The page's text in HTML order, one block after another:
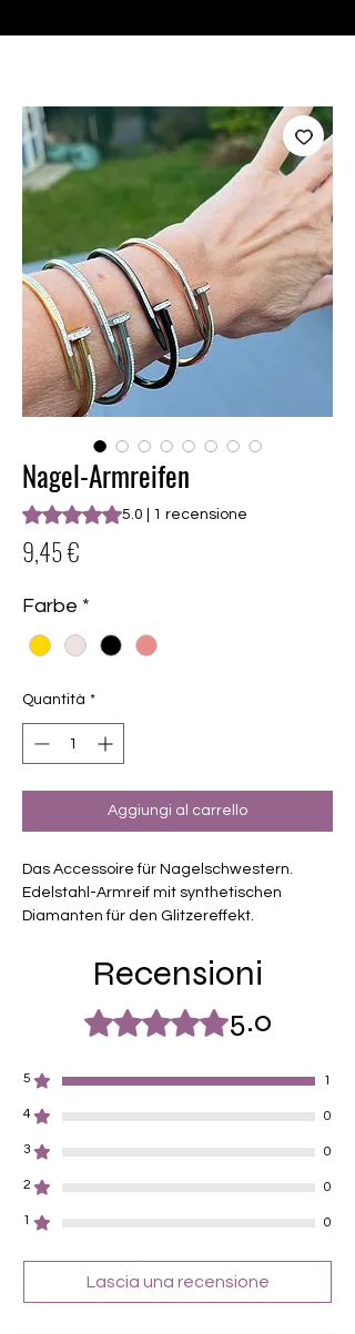
Nagel-Armreifen
Sulla base di 1 recensione, la
5.0 | 1 recensione
9,45 €
Farbe *
Quantità *
Aggiungi al carrello
Das Accessoire für Nagelschwestern.
Edelstahl-Armreif mit synthetischen
Diamanten für den Glitzereffekt.
In 4 Farben zu haben:
Roségold
Recensioni
Valutazione 5 stelle su 5.
5.0
5 1
4 0
3 0
2 0
1 0
Lascia una recensione